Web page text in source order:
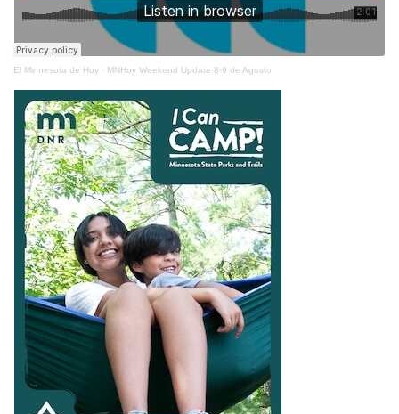
El Minnesota de Hoy · MNHoy Weekend Update 8-9 de Agosto